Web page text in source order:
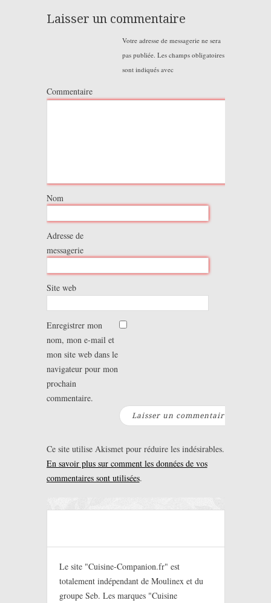
Laisser un commentaire
Votre adresse de messagerie ne sera
pas publiée. Les champs obligatoires
sont indiqués avec
Commentaire
Nom
Adresse de
messagerie
Site web
Enregistrer mon
nom, mon e-mail et
mon site web dans le
navigateur pour mon
prochain
commentaire.
Ce site utilise Akismet pour réduire les indésirables.
En savoir plus sur comment les données de vos
commentaires sont utilisées.
Le site "Cuisine-Companion.fr" est
totalement indépendant de Moulinex et du
groupe Seb. Les marques "Cuisine